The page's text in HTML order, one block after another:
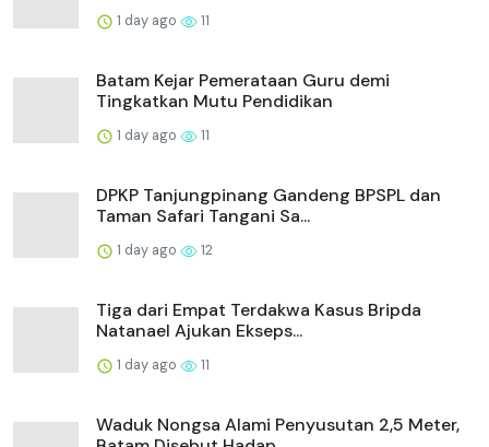
1 day ago 11
Batam Kejar Pemerataan Guru demi
Tingkatkan Mutu Pendidikan
1 day ago 11
DPKP Tanjungpinang Gandeng BPSPL dan
Taman Safari Tangani Sa...
1 day ago 12
Tiga dari Empat Terdakwa Kasus Bripda
Natanael Ajukan Ekseps...
1 day ago 11
Waduk Nongsa Alami Penyusutan 2,5 Meter,